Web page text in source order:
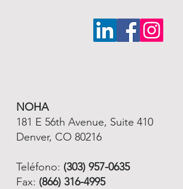
NOHA
181 E 56th Avenue, Suite 410
Denver, CO 80216
Teléfono: (303) 957-0635
Fax: (866) 316-4995